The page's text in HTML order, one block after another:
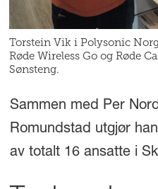
Torstein Vik i Polysonic
Røde Wireless Go og Røde
Sønsteng.
Sammen med Per
Romundstad utgjør
av totalt 16 ansatte i